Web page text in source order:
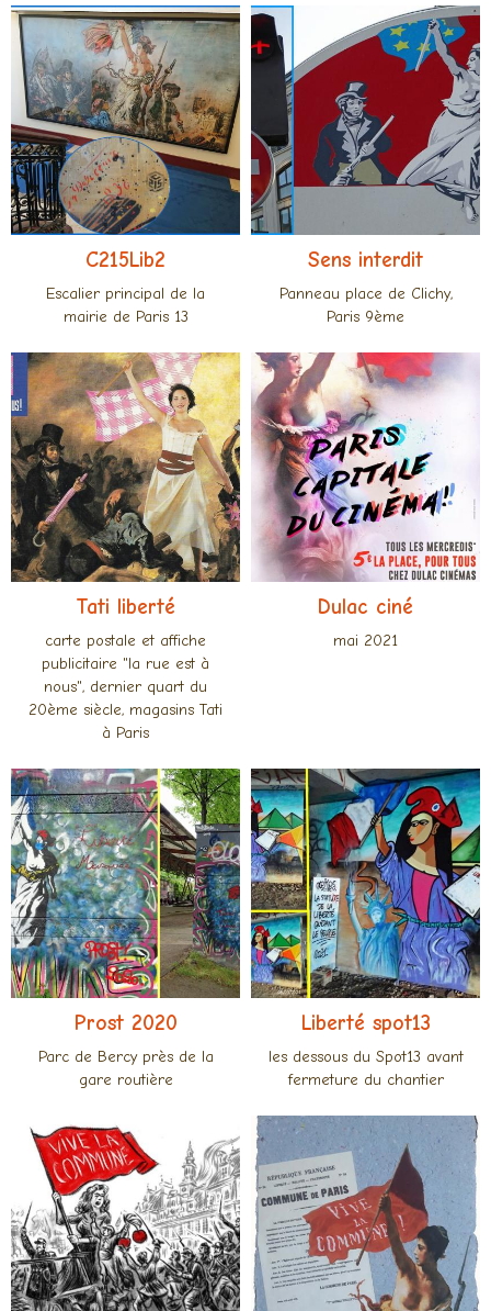
C215Lib2
Escalier principal de la
mairie de Paris 13
Sens interdit
Panneau place de Clichy,
Paris 9ème
Tati liberté
carte postale et affiche
publicitaire "la rue est à
nous", dernier quart du
20ème siècle, magasins Tati
à Paris
Dulac ciné
mai 2021
Prost 2020
Parc de Bercy près de la
gare routière
Liberté spot13
les dessous du Spot13 avant
fermeture du chantier